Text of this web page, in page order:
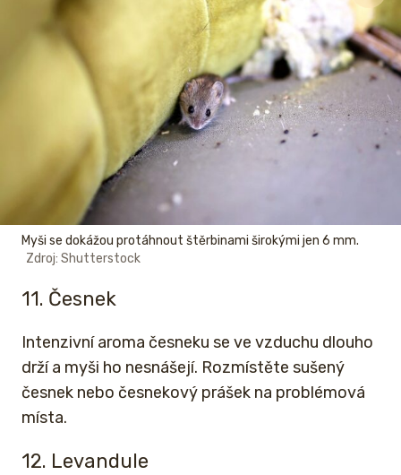
Myši se dokážou protáhnout štěrbinami širokými jen 6 mm.
Zdroj: Shutterstock
11. Česnek
Intenzivní aroma česneku se ve vzduchu dlouho
drží a myši ho nesnášejí. Rozmístěte sušený
česnek nebo česnekový prášek na problémová
místa.
12. Levandule